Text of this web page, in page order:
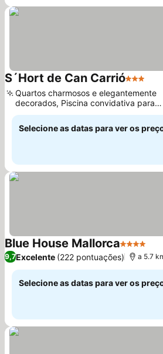
S´Hort de Can Carrió3 Estrelas
Quartos charmosos e elegantemente
decorados, Piscina convidativa para
relaxar
Selecione as datas para ver os
Blue House Mallorca4 Estrelas
9,7Excelente (222 pontuações) a 5.7
Selecione as datas para ver os